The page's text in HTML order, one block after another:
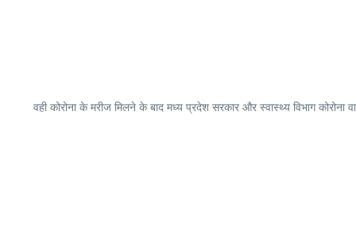
वही कोरोना के मरीज मिलने के बाद मध्य प्रदेश सरकार और स्वास्थ्य विभाग